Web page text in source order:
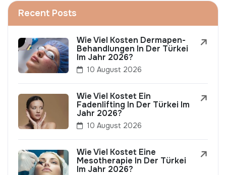
Recent Posts
Wie Viel Kosten Dermapen-
Behandlungen In Der Türkei
Im Jahr 2026?
10 August 2026
Wie Viel Kostet Ein
Fadenlifting In Der Türkei Im
Jahr 2026?
10 August 2026
Wie Viel Kostet Eine
Mesotherapie In Der Türkei
Im Jahr 2026?